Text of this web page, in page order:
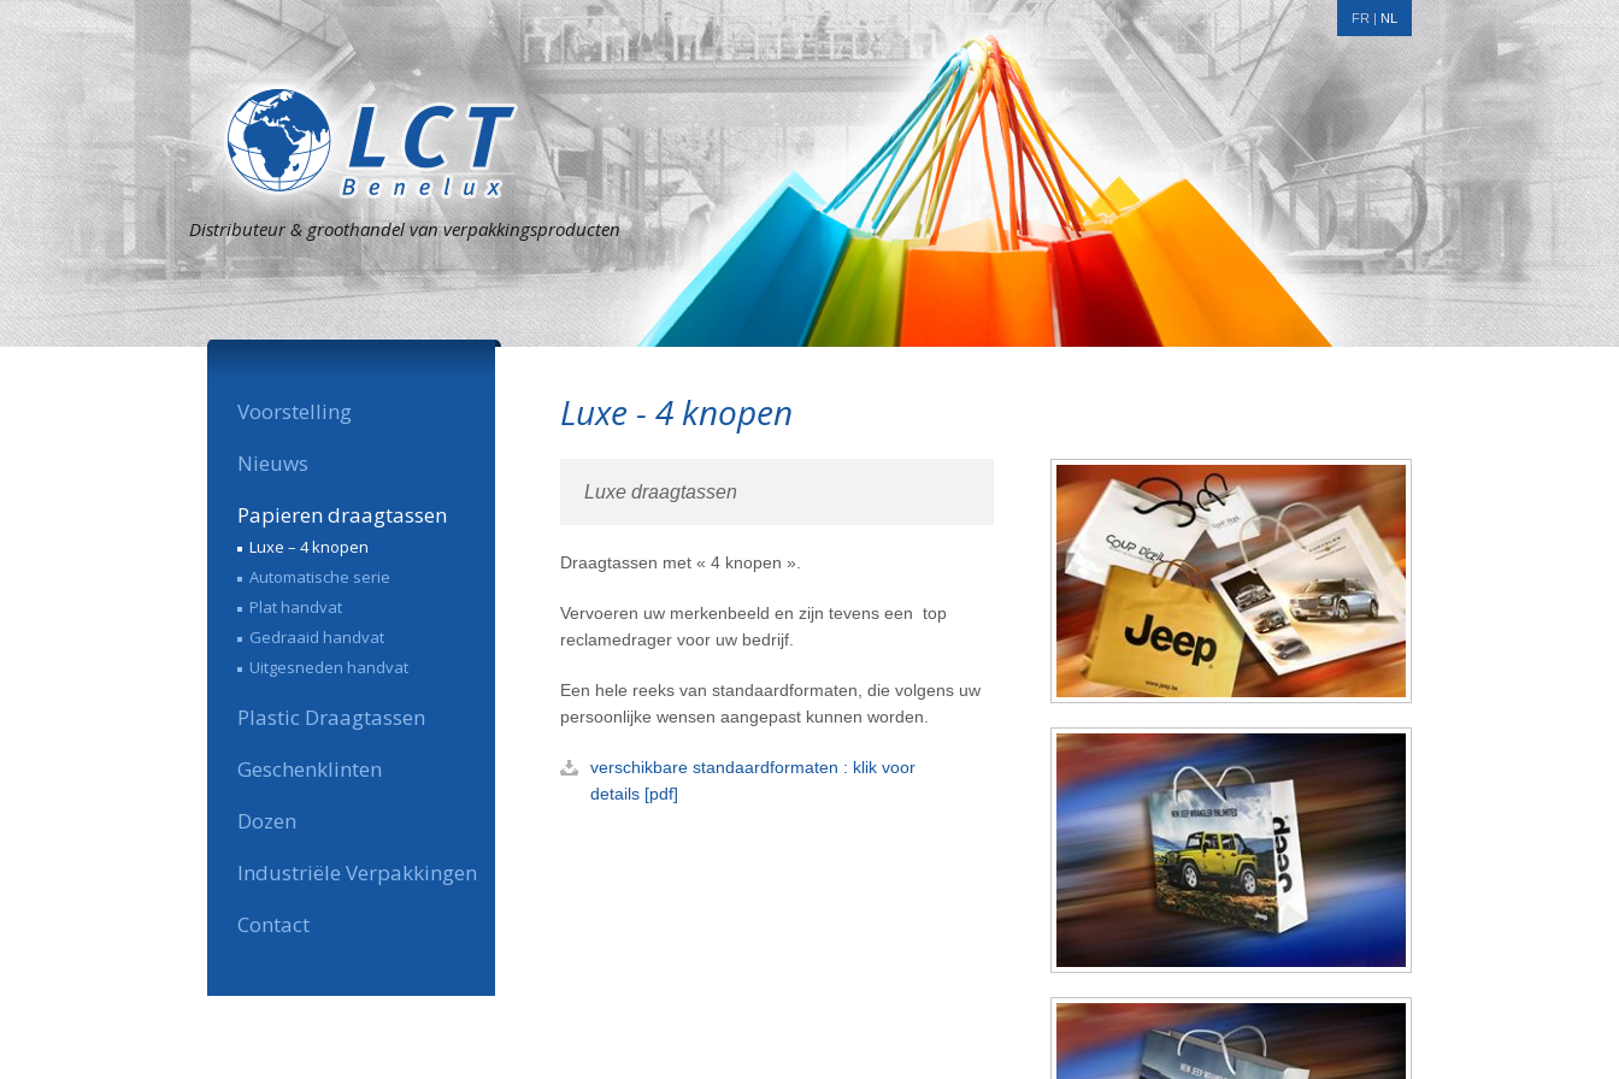
FR | NL
Distributeur & groothandel van verpakkingsproducten
Voorstelling
Nieuws
Papieren draagtassen
Luxe – 4 knopen
Automatische serie
Plat handvat
Gedraaid handvat
Uitgesneden handvat
Plastic Draagtassen
Geschenklinten
Dozen
Industriële Verpakkingen
Contact
Luxe - 4 knopen
Luxe draagtassen
Draagtassen met « 4 knopen ».
Vervoeren uw merkenbeeld en zijn tevens een top
reclamedrager voor uw bedrijf.
Een hele reeks van standaardformaten, die volgens uw
persoonlijke wensen aangepast kunnen worden.
verschikbare standaardformaten : klik voor
details [pdf]